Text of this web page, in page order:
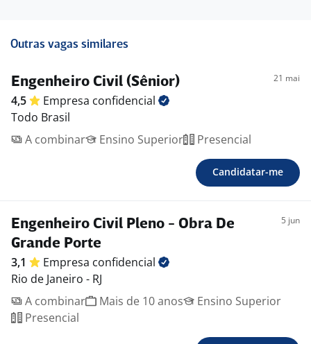
Outras vagas similares
Engenheiro Civil (Sênior) 21 mai
4,5 Empresa confidencial
Todo Brasil
A combinar
Ensino Superior Presencial
Candidatar-me
Engenheiro Civil Pleno - Obra De
Grande Porte
5 jun
3,1 Empresa confidencial
Rio de Janeiro - RJ
A combinar
Mais de 10 anos
Ensino Superior
Presencial